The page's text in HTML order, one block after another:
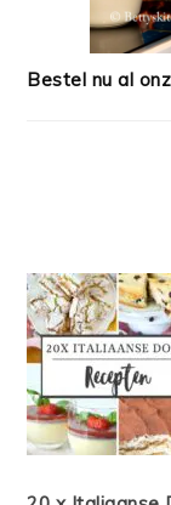
Bestel nu al